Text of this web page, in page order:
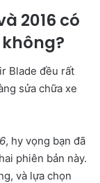
2016 có
Blade đều rất
sửa chữa xe
, hy vọng bạn đã
phiên bản này.
và lựa chọn